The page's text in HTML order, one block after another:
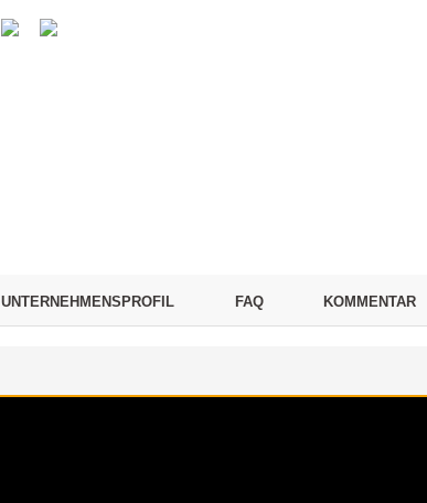
UNTERNEHMENSPROFIL FAQ KOMMENTAR